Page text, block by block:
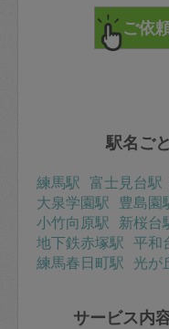
駅名ご
練馬駅 富士見台駅
大泉学園駅 豊島園
小竹向原駅 新桜台
地下鉄赤塚駅 平和
練馬春日町駅 光が
サービス内